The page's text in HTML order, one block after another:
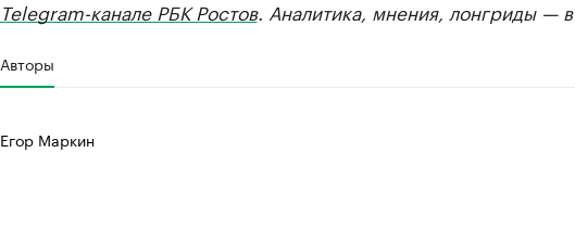
Telegram-канале РБК Ростов. Аналитика, мнения, лонгриды — в
Авторы
Егор Маркин